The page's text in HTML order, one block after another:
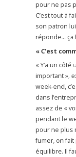
pour ne pas
C’est tout à
son patron
réponde… ça
« C’est
« Y’a un
important »,
week-end,
dans
assez de «
pendant le
pour ne plus
fumer, on
équilibre. Il